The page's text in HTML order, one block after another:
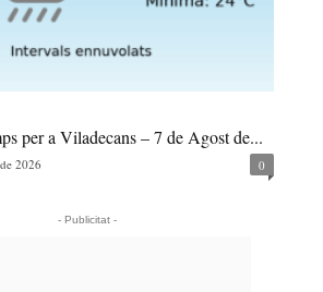
per a Viladecans – 7 de Agost de...
2026 0
- Publicitat -